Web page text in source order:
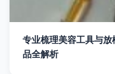
专业梳理美容工具与
品全解析